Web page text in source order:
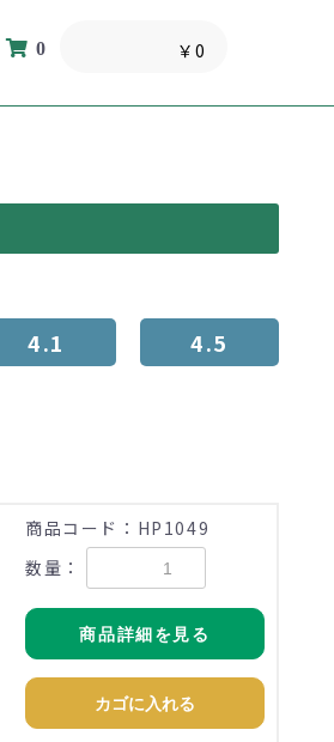
0 ￥0
4.1 4.5
商品コード：HP1049
数量：
商品詳細を見る
カゴに入れる